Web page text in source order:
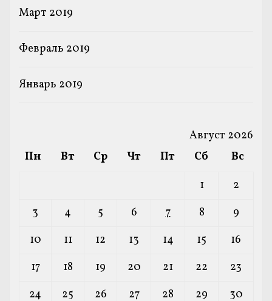
Март 2019
Февраль 2019
Январь 2019
Август 2026
Пн
Вт Ср Чт Пт Сб
Вс
1
2
3
4 5 6 7 8
9
10
11 12 13 14 15
16
17
18 19 20 21 22
23
24
25 26 27 28 29 30